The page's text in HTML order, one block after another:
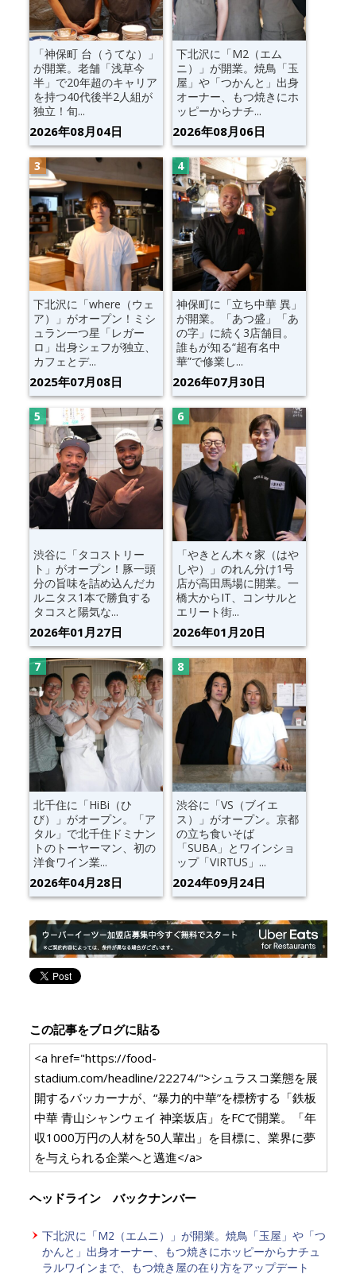
「神保町 台（うてな）」
が開業。老舗「浅草今
半」で20年超のキャリア
を持つ40代後半2人組が
独立！旬...
2026年08月04日
下北沢に「M2（エム
ニ）」が開業。焼鳥「玉
屋」や「つかんと」出身
オーナー、もつ焼きにホ
ッピーからナチ...
2026年08月06日
下北沢に「where（ウェ
ア）」がオープン！ミシ
ュラン一つ星「レガー
ロ」出身シェフが独立、
カフェとデ...
2025年07月08日
神保町に「立ち中華 異」
が開業。「あつ盛」「あ
の字」に続く3店舗目。
誰もが知る“超有名中
華”で修業し...
2026年07月30日
渋谷に「タコストリー
ト」がオープン！豚一頭
分の旨味を詰め込んだカ
ルニタス1本で勝負する
タコスと陽気な...
2026年01月27日
「やきとん木々家（はや
しや）」のれん分け1号
店が高田馬場に開業。一
橋大からIT、コンサルと
エリート街...
2026年01月20日
北千住に「HiBi（ひ
び）」がオープン。「ア
タル」で北千住ドミナン
トのトーヤーマン、初の
洋食ワイン業...
2026年04月28日
渋谷に「VS（ブイエ
ス）」がオープン。京都
の立ち食いそば
「SUBA」とワインショ
ップ「VIRTUS」...
2024年09月24日
この記事をブログに貼る
<a href="https://food-
stadium.com/headline/22274/">シュラスコ業態を展
開するバッカーナが、“暴力的中華”を標榜する「鉄板
中華 青山シャンウェイ 神楽坂店」をFCで開業。「年
収1000万円の人材を50人輩出」を目標に、業界に夢
を与えられる企業へと邁進</a>
ヘッドライン バックナンバー
下北沢に「M2（エムニ）」が開業。焼鳥「玉屋」や「つ
かんと」出身オーナー、もつ焼きにホッピーからナチュ
ラルワインまで、もつ焼き屋の在り方をアップデート